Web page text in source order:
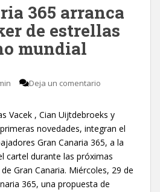
365 arranca
de estrellas
mundial
Deja un comentario
Vacek , Cian Uijtdebroeks y
novedades, integran el
Gran Canaria 365, a la
cartel durante las próximas
Gran Canaria. Miércoles, 29 de
365, una propuesta de